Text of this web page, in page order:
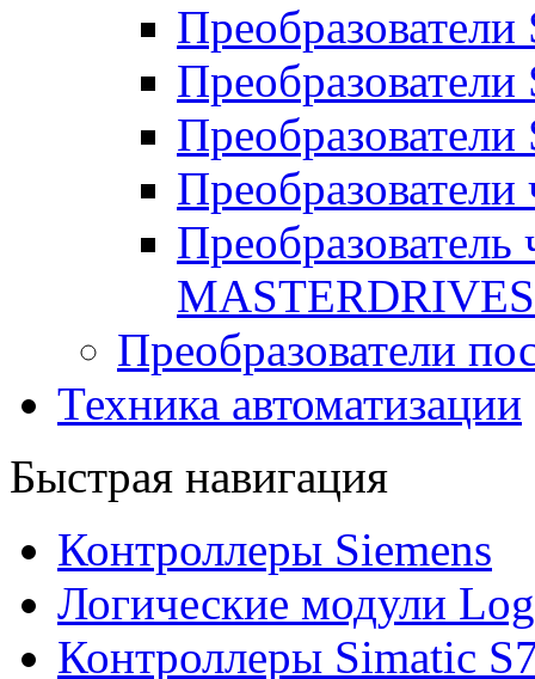
MASTERDRIVES
Преобразователи
Техника автоматизации
Быстрая навигация
Контроллеры Siemens
Логические модули
Контроллеры Simatic